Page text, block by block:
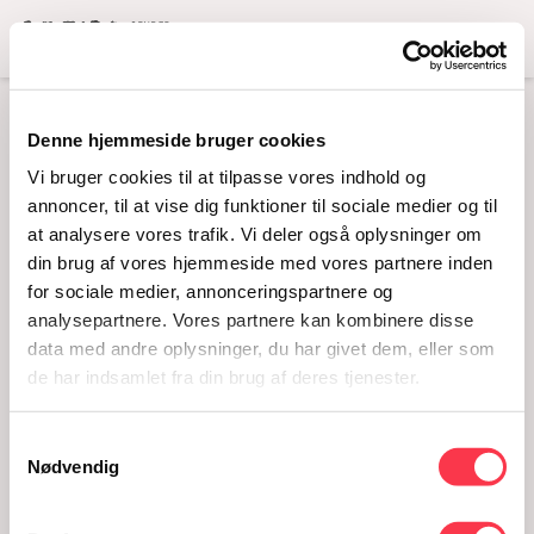
Denne hjemmeside bruger cookies
Vi bruger cookies til at tilpasse vores indhold og
annoncer, til at vise dig funktioner til sociale medier og til
at analysere vores trafik. Vi deler også oplysninger om
din brug af vores hjemmeside med vores partnere inden
for sociale medier, annonceringspartnere og
analysepartnere. Vores partnere kan kombinere disse
data med andre oplysninger, du har givet dem, eller som
de har indsamlet fra din brug af deres tjenester.
Nødvendig
Menu
MANGE MASKER
09.11.2013 - 01.12.2013